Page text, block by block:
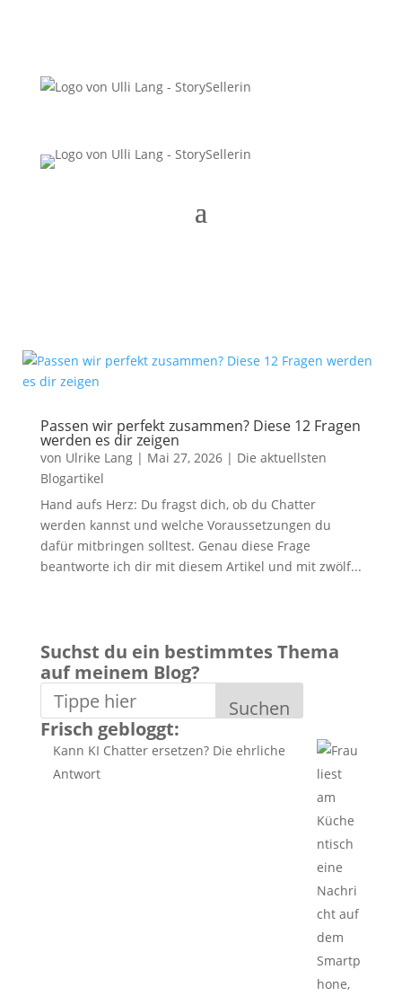
Passen wir perfekt zusammen? Diese 12 Fragen
werden es dir zeigen
von Ulrike Lang| Mai 27, 2026| Die aktuellsten
Blogartikel
Hand aufs Herz: Du fragst dich, ob du Chatter
werden kannst und welche Voraussetzungen du
dafür mitbringen solltest. Genau diese Frage
beantworte ich dir mit diesem Artikel und mit zwölf...
Suchst du ein bestimmtes Thema
auf meinem Blog?
Suchen
Frisch gebloggt:
Kann KI Chatter ersetzen? Die ehrliche
Antwort